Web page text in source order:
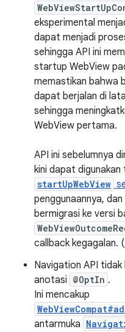
eksperimental
dapat menjadi
sehingga API ini
startup WebView
memastikan bahwa
dapat berjalan di
sehingga
WebView pertama.
API ini sebelumnya
kini dapat
startUpWebView
penggunaannya,
bermigrasi ke versi
callback kegagalan. (
Navigation API tidak
anotasi @OptIn .
Ini mencakup
antarmuka